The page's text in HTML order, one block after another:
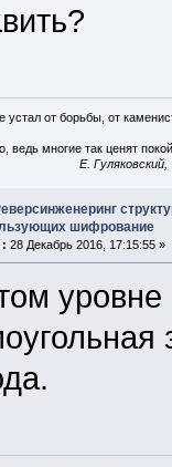
устал от борьбы, от
ведь многие так ценят
E.
шифрование
: 28 Декабрь 2016, 17:15:55 »
уровне